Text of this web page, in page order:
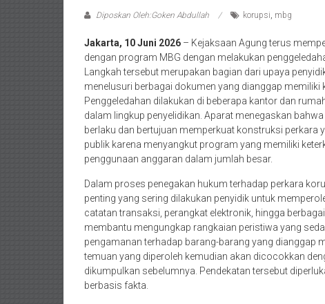
Diposkan Oleh:Goken Abdullah korupsi, mbg
Jakarta, 10 Juni 2026 – Kejaksaan Agung terus
dengan program MBG dengan melakukan
Langkah tersebut merupakan bagian dari upaya
menelusuri berbagai dokumen yang dianggap memiliki
Penggeledahan dilakukan di beberapa kantor dan
dalam lingkup penyelidikan. Aparat menegaskan
berlaku dan bertujuan memperkuat konstruksi perkara
publik karena menyangkut program yang memiliki
penggunaan anggaran dalam jumlah besar.
Dalam proses penegakan hukum terhadap perkara
penting yang sering dilakukan penyidik untuk
catatan transaksi, perangkat elektronik, hingga
membantu mengungkap rangkaian peristiwa yang
pengamanan terhadap barang-barang yang dianggap
temuan yang diperoleh kemudian akan dicocokkan
dikumpulkan sebelumnya. Pendekatan tersebut
berbasis fakta.